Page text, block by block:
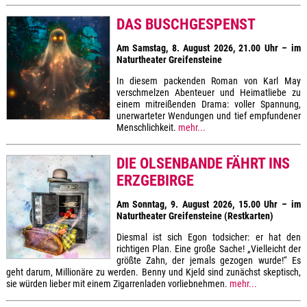
DAS BUSCHGESPENST
Am Samstag, 8. August 2026, 21.00 Uhr – im
Naturtheater Greifensteine
In diesem packenden Roman von Karl May
verschmelzen Abenteuer und Heimatliebe zu
einem mitreißenden Drama: voller Spannung,
unerwarteter Wendungen und tief empfundener
Menschlichkeit. mehr...
DIE OLSENBANDE FÄHRT INS
ERZGEBIRGE
Am Sonntag, 9. August 2026, 15.00 Uhr – im
Naturtheater Greifensteine (Restkarten)
Diesmal ist sich Egon todsicher: er hat den
richtigen Plan. Eine große Sache! „Vielleicht der
größte Zahn, der jemals gezogen wurde!“ Es
geht darum, Millionäre zu werden. Benny und Kjeld sind zunächst skeptisch,
sie würden lieber mit einem Zigarrenladen vorliebnehmen. mehr...